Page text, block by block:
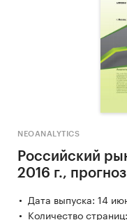
NEOANALYTICS
Российский
2016 г.,
Дата выпуска: 14
Количество